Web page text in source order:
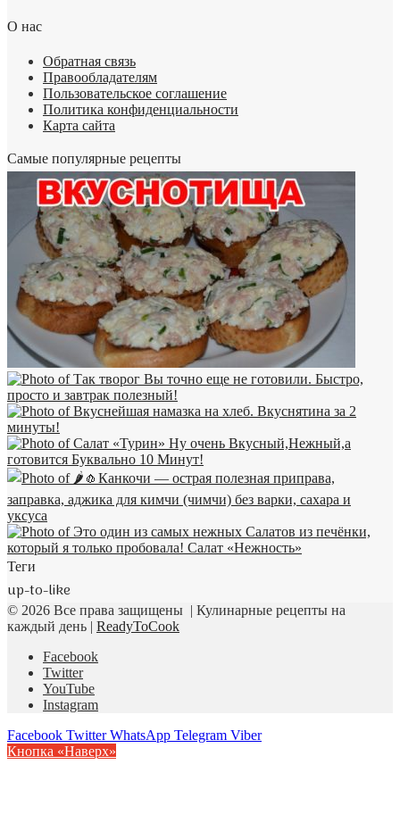
О нас
Обратная связь
Правообладателям
Пользовательское соглашение
Политика конфиденциальности
Карта сайта
Самые популярные рецепты
Теги
up-to-like
© 2026 Все права защищены | Кулинарные рецепты на
каждый день | ReadyToCook
Facebook
Twitter
YouTube
Instagram
Facebook Twitter WhatsApp Telegram Viber
Кнопка «Наверх»